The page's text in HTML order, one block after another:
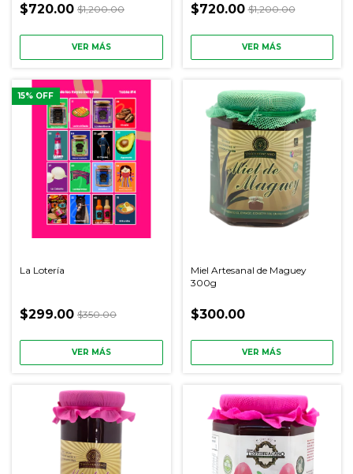
$720.00 $1,200.00
VER MÁS
$720.00 $1,200.00
VER MÁS
15% OFF
La Lotería
$299.00 $350.00
VER MÁS
Miel Artesanal de Maguey
300g
$300.00
VER MÁS